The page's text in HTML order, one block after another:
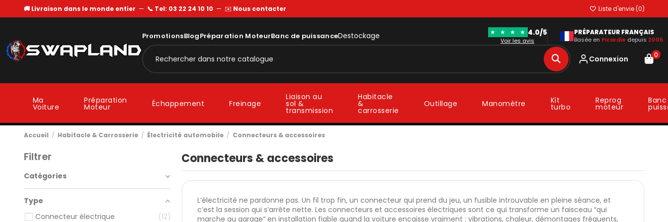
🚚 Livraison dans le monde entier — 📞 Tel: 03 22 24 10 10 — ✉️ Nous contacter Liste d'envie (0)
PromotionsBlogPréparation MoteurBanc de puissanceDestockage ★ ★ ★ ★ 4.0/5
Voir les avis
PRÉPARATEUR FRANÇAIS
Basée en Picardie depuis 2005
Connexion 0
Ma
Voiture
Préparation
Moteur Échappement Freinage
Liaison au
sol &
transmission
Habitacle
&
carrosserie
Outillage Manomètre Kit
turbo
Reprog
moteur
Accueil Habitacle & Carrosserie Électricité automobile Connecteurs & accessoires
Connecteurs & accessoires
L’électricité ne pardonne pas. Un fil trop fin, un connecteur qui prend du jeu, un fusible introuvable en pleine séance, et
c’est la session qui s’arrête nette. Les connecteurs et accessoires électriques sont ce qui transforme un faisceau “qui
marche au garage” en installation fiable quand la voiture encaisse vraiment : vibrations, chaleur, démontages fréquents,
Filtrer
Catégories
Type
Connecteur électrique
12